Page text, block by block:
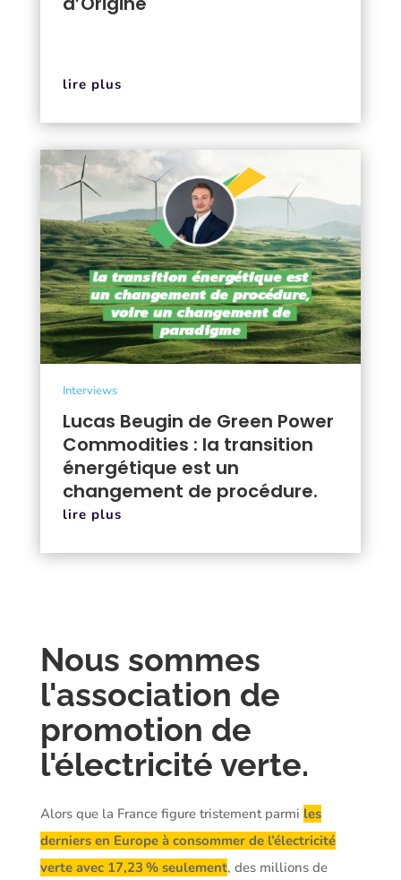
lire plus
Lucas Beugin de Green Power
Commodities : la transition
énergétique est un
changement de procédure.
Interviews
lire plus
Nous sommes
l'association de
promotion de
l'électricité verte.
Alors que la France figure tristement parmi les
derniers en Europe à consommer de l’électricité
verte avec 17,23 % seulement, des millions de